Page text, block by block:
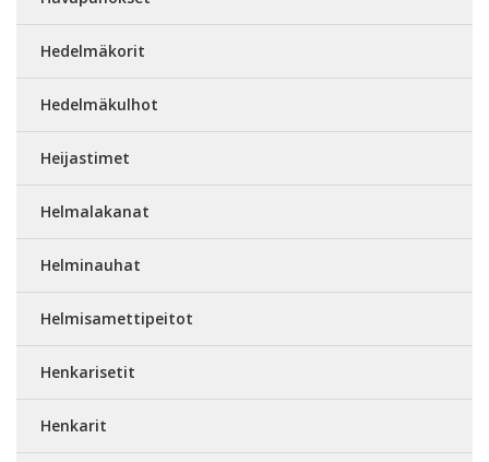
Hedelmäkorit
Hedelmäkulhot
Heijastimet
Helmalakanat
Helminauhat
Helmisamettipeitot
Henkarisetit
Henkarit